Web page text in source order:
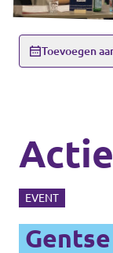
Toevoegen
EVENT